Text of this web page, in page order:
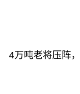
4万吨老将压阵